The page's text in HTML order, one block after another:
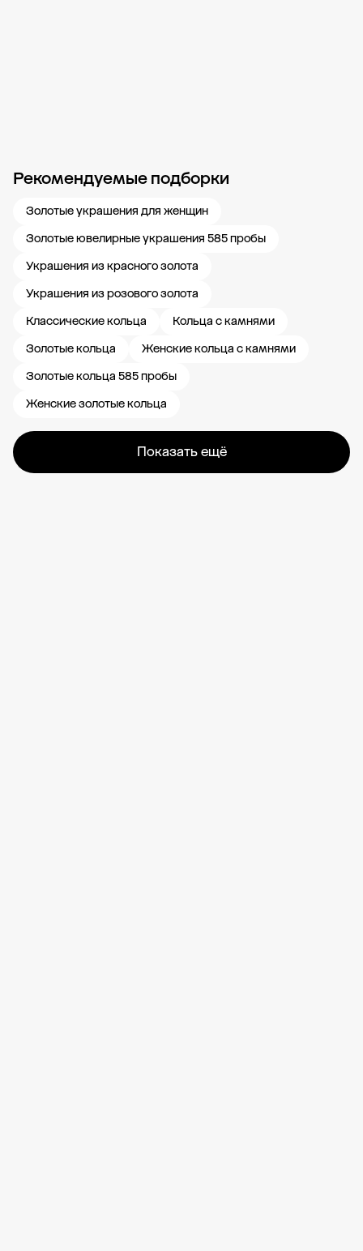
Рекомендуемые подборки
Золотые украшения для женщин
Золотые ювелирные украшения 585 пробы
Украшения из красного золота
Украшения из розового золота
Классические кольца
Кольца с камнями
Золотые кольца
Женские кольца с камнями
Золотые кольца 585 пробы
Женские золотые кольца
Показать ещё
Новости компании Журнал ЗОЛОТОЙ Блог